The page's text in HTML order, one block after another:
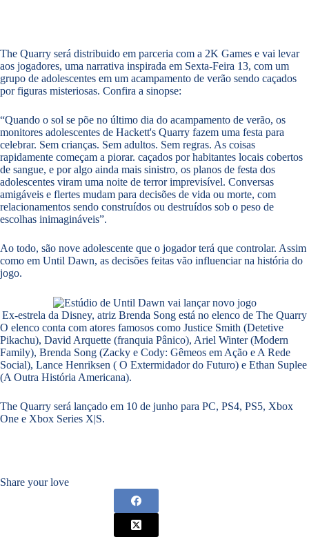
The Quarry será distribuido em parceria com a 2K Games e vai levar
aos jogadores, uma narrativa inspirada em Sexta-Feira 13, com um
grupo de adolescentes em um acampamento de verão sendo caçados
por figuras misteriosas. Confira a sinopse:
“Quando o sol se põe no último dia do acampamento de verão, os
monitores adolescentes de Hackett's Quarry fazem uma festa para
celebrar. Sem crianças. Sem adultos. Sem regras. As coisas
rapidamente começam a piorar. caçados por habitantes locais cobertos
de sangue, e por algo ainda mais sinistro, os planos de festa dos
adolescentes viram uma noite de terror imprevisível. Conversas
amigáveis e flertes mudam para decisões de vida ou morte, com
relacionamentos sendo construídos ou destruídos sob o peso de
escolhas inimagináveis”.
Ao todo, são nove adolescente que o jogador terá que controlar. Assim
como em Until Dawn, as decisões feitas vão influenciar na história do
jogo.
Ex-estrela da Disney, atriz Brenda Song está no elenco de The Quarry
O elenco conta com atores famosos como Justice Smith (Detetive
Pikachu), David Arquette (franquia Pânico), Ariel Winter (Modern
Family), Brenda Song (Zacky e Cody: Gêmeos em Ação e A Rede
Social), Lance Henriksen ( O Extermidador do Futuro) e Ethan Suplee
(A Outra História Americana).
The Quarry será lançado em 10 de junho para PC, PS4, PS5, Xbox
One e Xbox Series X|S.
Share your love